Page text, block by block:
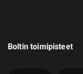
Boltin toimipisteet